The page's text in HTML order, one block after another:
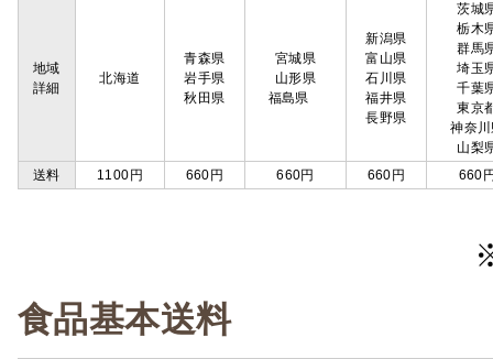
地域
詳細
北海道
青森県
岩手県
秋田県
宮城県
山形県
福島県
新潟県
富山県
石川県
福井県
長野県
茨城
栃木
群馬
埼玉
千葉
東京
神奈
山梨
送料
1100円 660円 660円 660円 660
食品基本送料